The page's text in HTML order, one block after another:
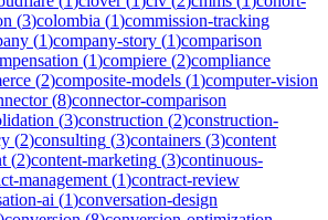
(3)colombia (1)commission-tracking
(1)company-story (1)comparison
(1)compiere (2)compliance
(2)composite-models (1)computer-vision
(8)connector-comparison
(3)construction (2)construction-
(2)consulting (3)containers (3)content
(2)content-marketing (3)continuous-
management (1)contract-review
ai (1)conversation-design